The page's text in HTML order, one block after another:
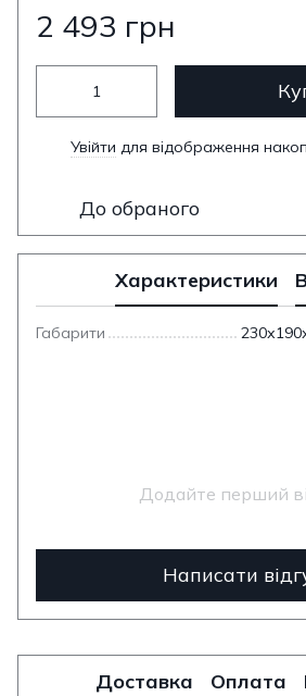
2 493 грн
Увійти для відображення
До обраного
Характеристики
Габарити
Додайте перший
Написати
Доставка Оплата